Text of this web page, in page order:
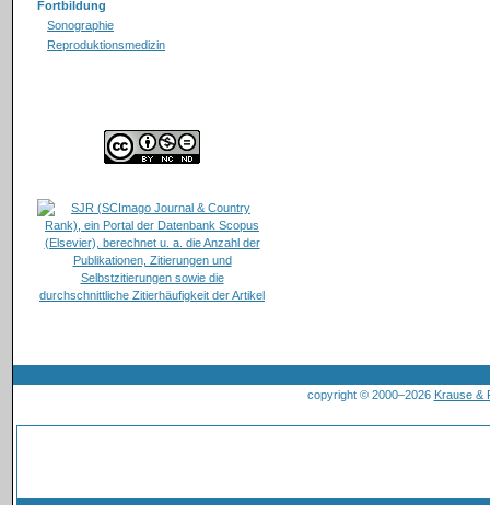
Fortbildung
Sonographie
Reproduktionsmedizin
copyright © 2000–2026 Krause &